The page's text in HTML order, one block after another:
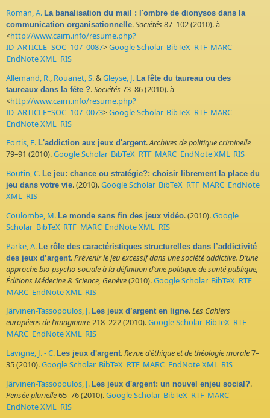
Roman, A. La banalisation du mail : l'ombre de dionysos dans la
communication organisationnelle.Sociétés 87–102 (2010). à
<http://www.cairn.info/resume.php?
ID_ARTICLE=SOC_107_0087>Google Scholar BibTeX RTF MARC
EndNote XML RIS
Allemand, R. Rouanet, S.&Gleyse, J. La fête du taureau ou des
taureaux dans la fête ?.Sociétés 73–86 (2010). à
<http://www.cairn.info/resume.php?
ID_ARTICLE=SOC_107_0073>Google Scholar BibTeX RTF MARC
EndNote XML
RIS
Fortis, E. L'addiction aux jeux d'argent.Archives de politique criminelle
79–91 (2010).Google Scholar BibTeX RTF MARC EndNote XML RIS
Boutin, C. Le jeu: chance ou stratégie?: choisir librement la place du
jeu dans votre vie. (2010).Google Scholar BibTeX RTF MARC EndNote
XML RIS
Coulombe, M. Le monde sans fin des jeux vidéo. (2010).Google
Scholar BibTeX RTF MARC EndNote XML RIS
Parke, A. Le rôle des caractéristiques structurelles dans l’addictivité
des jeux d’argent.Prévenir le jeu excessif dans une société addictive. D’une
approche bio-psycho-sociale à la définition d’une politique de santé publique,
Éditions Médecine & Science, Genève(2010).Google Scholar BibTeX RTF
MARC EndNote XML RIS
Järvinen-Tassopoulos, J. Les jeux d’argent en ligne.Les Cahiers
européens de l’imaginaire218–222 (2010).Google Scholar BibTeX RTF
MARC EndNote XML RIS
Lavigne, J. - C. Les jeux d'argent.Revue d'éthique et de théologie morale7–
35 (2010).Google Scholar BibTeX RTF MARC EndNote XML RIS
Järvinen-Tassopoulos, J. Les jeux d'argent: un nouvel enjeu social?.
Pensée plurielle65–76 (2010).Google Scholar BibTeX RTF MARC
EndNote XML RIS